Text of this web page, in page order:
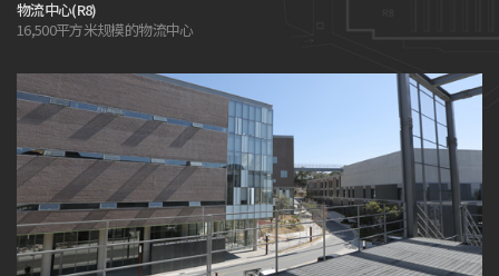
物流中心(R8)
16,500平方米规模的物流中心